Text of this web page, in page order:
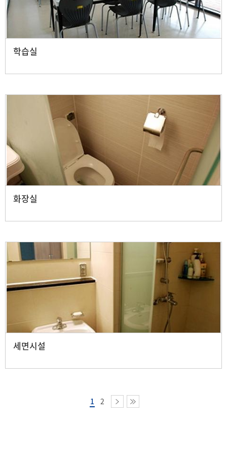
학습실
화장실
세면시설
1 2